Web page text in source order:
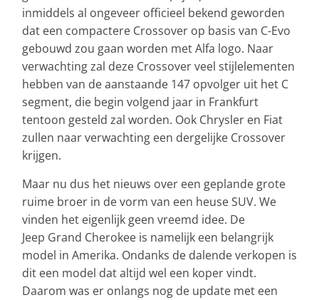
inmiddels al ongeveer officieel bekend geworden
dat een compactere Crossover op basis van C-Evo
gebouwd zou gaan worden met Alfa logo. Naar
verwachting zal deze Crossover veel stijlelementen
hebben van de aanstaande 147 opvolger uit het C
segment, die begin volgend jaar in Frankfurt
tentoon gesteld zal worden. Ook Chrysler en Fiat
zullen naar verwachting een dergelijke Crossover
krijgen.
Maar nu dus het nieuws over een geplande grote
ruime broer in de vorm van een heuse SUV. We
vinden het eigenlijk geen vreemd idee. De
Jeep Grand Cherokee is namelijk een belangrijk
model in Amerika. Ondanks de dalende verkopen is
dit een model dat altijd wel een koper vindt.
Daarom was er onlangs nog de update met een